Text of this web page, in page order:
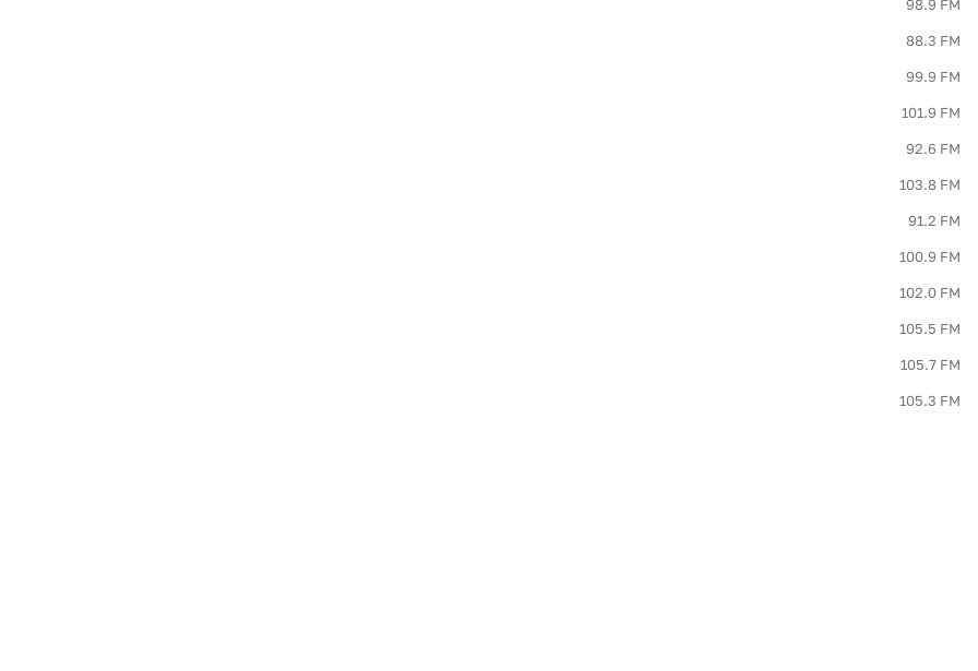
98.9 FM
88.3 FM
99.9 FM
101.9 FM
92.6 FM
103.8 FM
91.2 FM
100.9 FM
102.0 FM
105.5 FM
105.7 FM
105.3 FM